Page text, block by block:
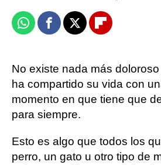
WhatsappFacebook
X Flipboard
No existe nada más
ha compartido su vida con
momento en que tiene que
para siempre.
Esto es algo que todos los
perro, un gato u otro tipo de